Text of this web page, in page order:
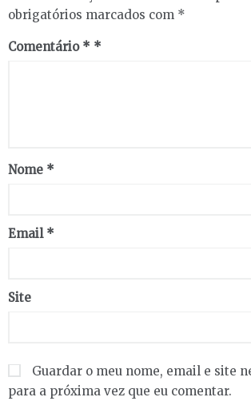
obrigatórios marcados com *
Comentário *
Nome *
Email *
Site
Guardar o meu nome, email e site
para a próxima vez que eu comentar.